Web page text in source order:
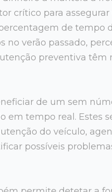
crítico para
de tempo
no verão passado,
preventiva têm
de um sem
em tempo real. Estes
do veículo,
possíveis